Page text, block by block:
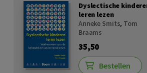
Dyslectische
leren lezen
Anneke Smits, Tom
Braams
35,50
Bestellen